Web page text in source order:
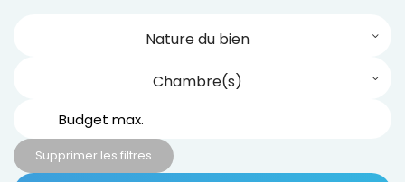
Nature du bien
Chambre(s)
Supprimer les filtres